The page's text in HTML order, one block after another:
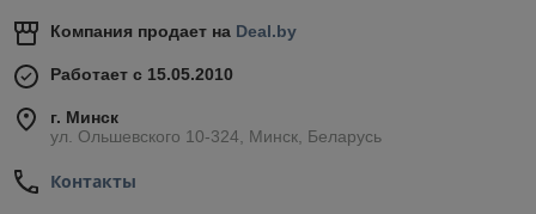
Компания продает на Deal.by
Работает с 15.05.2010
г. Минск
ул. Ольшевского 10-324, Минск, Беларусь
Контакты